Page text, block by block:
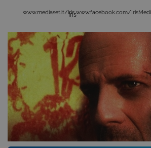
Iris
www.mediaset.it/iris www.facebook.com/